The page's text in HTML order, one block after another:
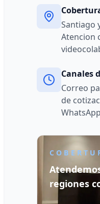
Santiago
Atencion
Canales
Correo
de
regiones